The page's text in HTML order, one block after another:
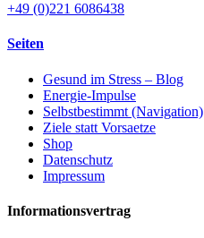
+49 (0)221 6086438
Seiten
Gesund im Stress – Blog
Energie-Impulse
Selbstbestimmt (Navigation)
Ziele statt Vorsaetze
Shop
Datenschutz
Impressum
Informationsvertrag